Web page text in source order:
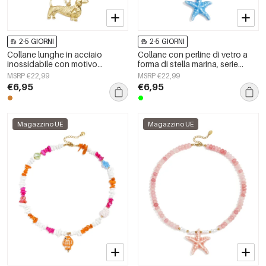
2-5 GIORNI
Collane lunghe in acciaio
inossidabile con motivo
animale, serie semplice per tutti i
giorni, gioielli da donna
MSRP €22,99
€6,95
2-5 GIORNI
Collane con perline di vetro a
forma di stella marina, serie
&quot;Vacanze/Spiaggia
Romantica&quot;, gioielli da
donna.
MSRP €22,99
€6,95
Magazzino UE Magazzino UE